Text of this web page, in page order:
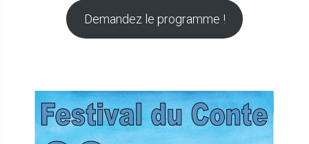
Demandez le programme !